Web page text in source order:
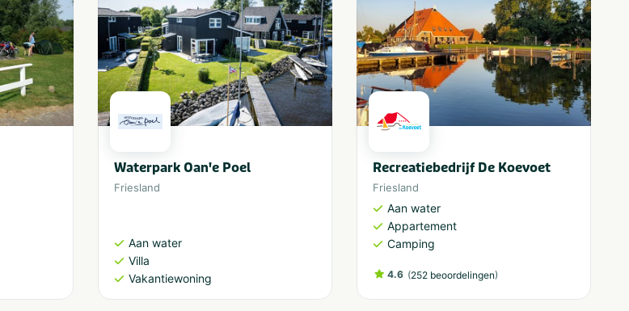
Waterpark Oan'e Poel
Friesland
Aan water
Villa
Vakantiewoning
Recreatiebedrijf De Koevoet
Friesland
Aan water
Appartement
Camping
4.6 (252 beoordelingen)